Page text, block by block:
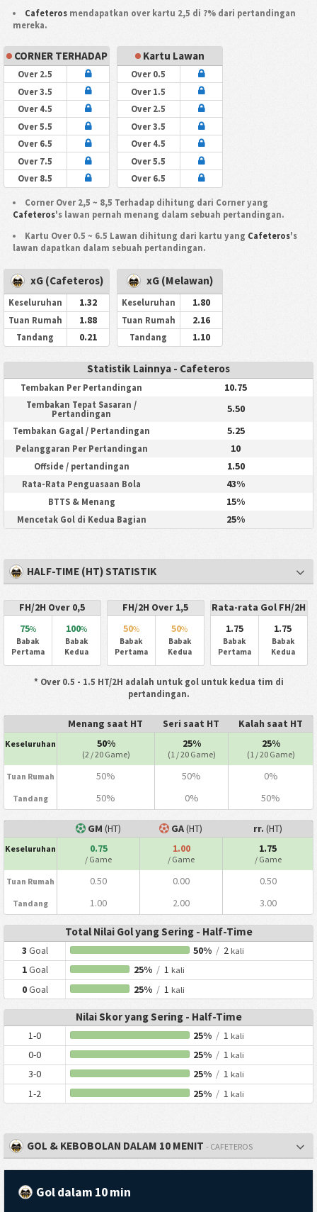
Cafeteros mendapatkan over kartu 2,5 di ?% dari pertandingan
mereka.
CORNER TERHADAP
Over 2.5
Over 3.5
Over 4.5
Over 5.5
Over 6.5
Over 7.5
Over 8.5
Kartu Lawan
Over 0.5
Over 1.5
Over 2.5
Over 3.5
Over 4.5
Over 5.5
Over 6.5
Corner Over 2,5 ~ 8,5 Terhadap dihitung dari Corner yang
Cafeteros's lawan pernah menang dalam sebuah pertandingan.
Kartu Over 0.5 ~ 6.5 Lawan dihitung dari kartu yang Cafeteros's
lawan dapatkan dalam sebuah pertandingan.
xG (Cafeteros)
Keseluruhan 1.32
Tuan Rumah 1.88
Tandang 0.21
xG (Melawan)
Keseluruhan 1.80
Tuan Rumah 2.16
Tandang 1.10
Statistik Lainnya - Cafeteros
Tembakan Per Pertandingan 10.75
Tembakan Tepat Sasaran /
Pertandingan
5.50
Tembakan Gagal / Pertandingan 5.25
Pelanggaran Per Pertandingan 10
Offside / pertandingan 1.50
Rata-Rata Penguasaan Bola 43%
BTTS & Menang 15%
Mencetak Gol di Kedua Bagian 25%
HALF-TIME (HT) STATISTIK
FH/2H Over 0,5
75%
Babak
Pertama
100%
Babak
Kedua
FH/2H Over 1,5
50%
Babak
Pertama
50%
Babak
Kedua
Rata-rata Gol FH/2H
1.75
Babak
Pertama
1.75
Babak
Kedua
* Over 0.5 - 1.5 HT/2H adalah untuk gol untuk kedua tim di
pertandingan.
Menang saat HT Seri saat HT Kalah saat HT
Keseluruhan 50%
(2 / 20 Game)
25%
(1 / 20 Game)
25%
(1 / 20 Game)
Tuan Rumah 50% 50% 0%
Tandang 50% 0% 50%
GM (HT) GA(HT) rr. (HT)
Keseluruhan 0.75
/ Game
1.00
/ Game
1.75
/ Game
Tuan Rumah 0.50 0.00 0.50
Tandang 1.00 2.00 3.00
Total Nilai Gol yang Sering - Half-Time
3 Goal 50% / 2 kali
1Goal 25% /1 kali
0Goal 25% /1 kali
Nilai Skor yang Sering - Half-Time
1-0 25% / 1 kali
0-0 25% / 1 kali
3-0 25% / 1 kali
1-2 25% / 1 kali
GOL & KEBOBOLAN DALAM 10 MENIT - CAFETEROS
Gol dalam 10 min